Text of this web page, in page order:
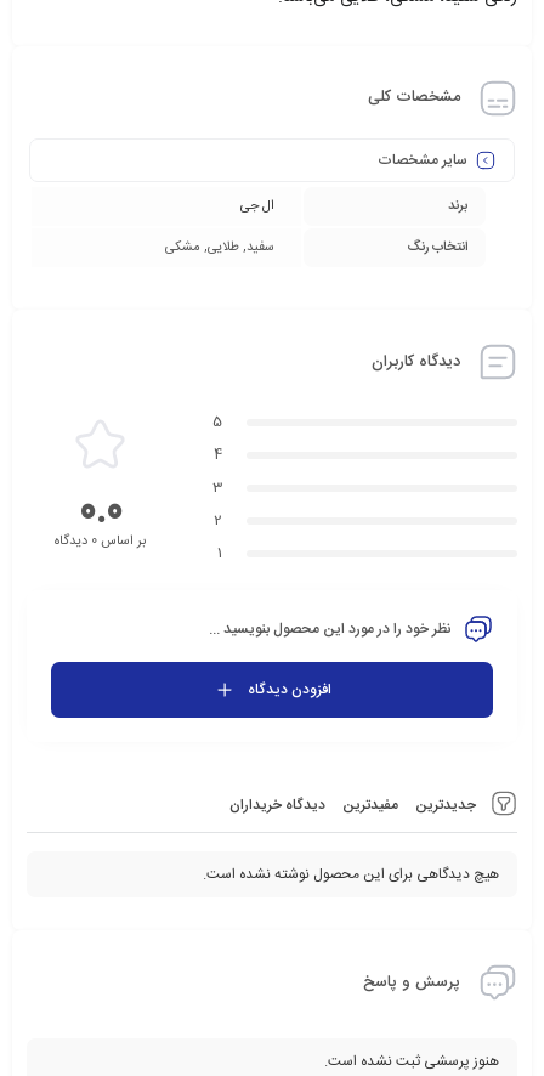
مشخصات کلی
سایر مشخصات
برند
ال جی
انتخاب رنگ
سفید, طلایی, مشکی
دیدگاه کاربران
جدیدترین مفیدترین دیدگاه خریداران
هیچ دیدگاهی برای این محصول نوشته نشده است.
5
4
3
2
1
0.0بر اساس 0 دیدگاه
نظر خود را در مورد این محصول بنویسید ...
افزودن دیدگاه
پرسش و پاسخ
هنوز پرسشی ثبت نشده است.